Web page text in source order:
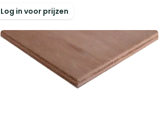
Log in voor prijzen